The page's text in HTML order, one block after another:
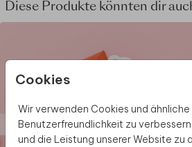
Cookies
Wir verwenden Cookies und ähnliche
Benutzerfreundlichkeit zu
und die Leistung unserer Website zu
Diese Produkte könnten dir